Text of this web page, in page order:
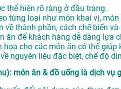
thể hiện rõ ràng ở đầu trang.
từng loại như món khai vị,
về thành phần, cách chế biến
ăn để khách hàng dễ dàng lựa
họa cho các món ăn có thể
nguyên liệu đặc biệt, chế độ
món ăn & đồ uống là dịch vụ